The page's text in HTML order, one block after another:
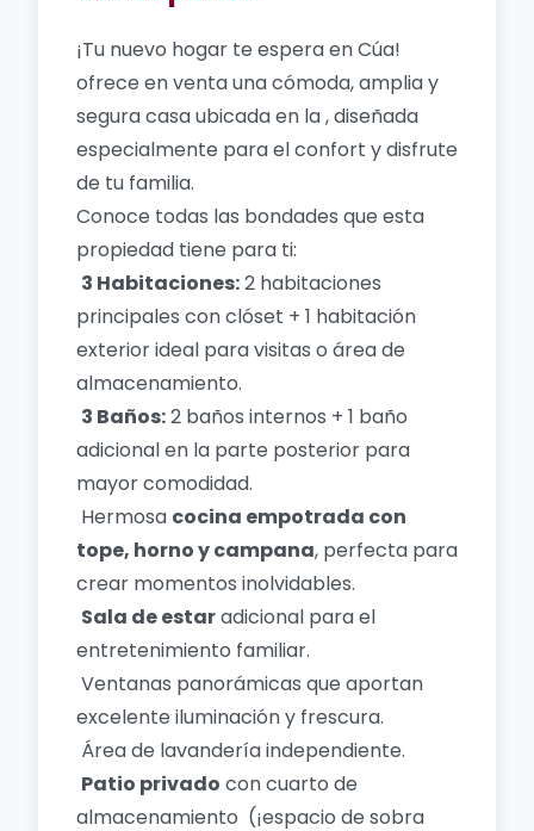
¡Tu nuevo hogar te espera en Cúa!
ofrece en venta una cómoda, amplia y
segura casa ubicada en la , diseñada
especialmente para el confort y disfrute
de tu familia.
Conoce todas las bondades que esta
propiedad tiene para ti:
3 Habitaciones:2 habitaciones
principales con clóset + 1 habitación
exterior ideal para visitas o área de
almacenamiento.
3 Baños:2 baños internos + 1 baño
adicional en la parte posterior para
mayor comodidad.
Hermosa cocina empotrada con
tope, horno y campana, perfecta para
crear momentos inolvidables.
Sala de estaradicional para el
entretenimiento familiar.
Ventanas panorámicas que aportan
excelente iluminación y frescura.
Área de lavandería independiente.
Patio privado con cuarto de
almacenamiento (¡espacio de sobra